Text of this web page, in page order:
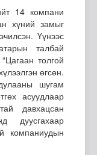
14 компани
хүний замыг
Үүнээс
талбай
толгой
өгсөн.
шугам
асуудлаар
давхацсан
дуусгахаар
компаниудын